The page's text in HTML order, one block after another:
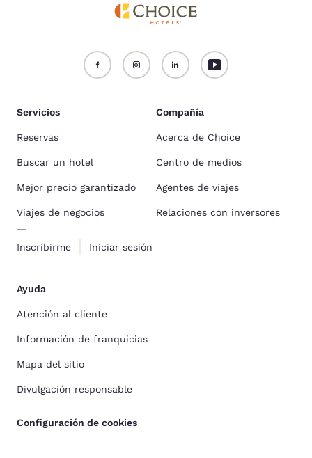
Servicios
Reservas
Buscar un hotel
Mejor precio garantizado
Viajes de negocios
Inscribirme Iniciar sesión
Compañía
Acerca de Choice
Centro de medios
Agentes de viajes
Relaciones con inversores
Ayuda
Atención al cliente
Información de franquicias
Mapa del sitio
Divulgación responsable
Configuración de cookies